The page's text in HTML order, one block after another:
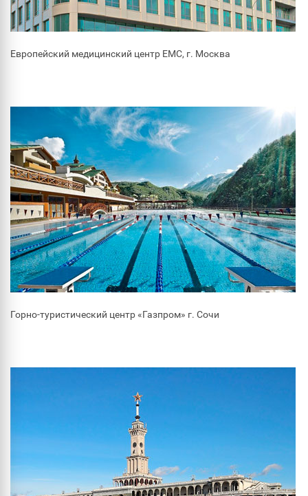
Европейский медицинский центр ЕМС, г. Москва
Горно-туристический центр «Газпром» г. Сочи